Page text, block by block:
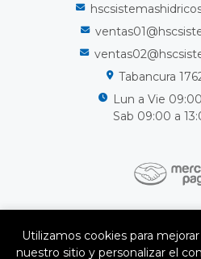
Tabancura
Lun a Vie
Sab 09:00 a
HSC Sistemas
¿Te gusta mi tienda?
Utilizamos cookies para
nuestro sitio y personalizar el